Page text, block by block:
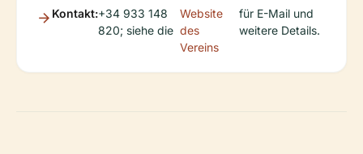
Kontakt:+34 933 148
820; siehe die
Website
des
Vereins
für E-Mail und
weitere Details.